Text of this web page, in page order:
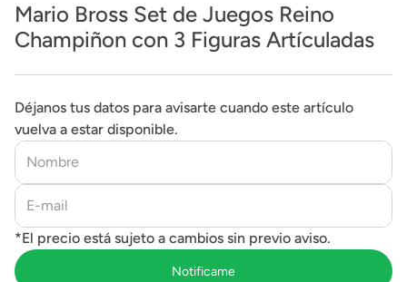
Mario Bross Set de Juegos Reino
Champiñon con 3 Figuras Artículadas
Déjanos tus datos para avisarte cuando este artículo
vuelva a estar disponible.